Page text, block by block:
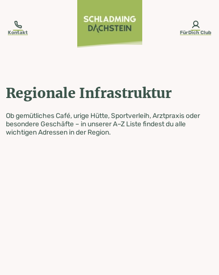
Kontakt FürDich Club
Regionale Infrastruktur
Ob gemütliches Café, urige Hütte, Sportverleih, Arztpraxis oder
besondere Geschäfte – in unserer A–Z Liste findest du alle
wichtigen Adressen in der Region.